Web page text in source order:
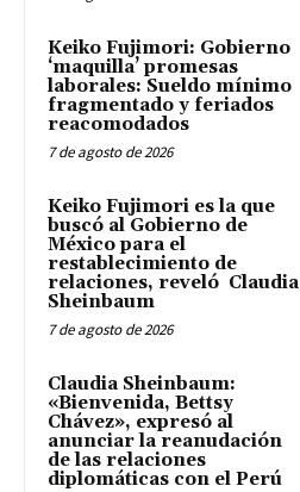
Keiko Fujimori: Gobierno
‘maquilla’ promesas
laborales: Sueldo mínimo
fragmentado y feriados
reacomodados
7 de agosto de 2026
Keiko Fujimori es la que
buscó al Gobierno de
México para el
restablecimiento de
relaciones, reveló Claudia
Sheinbaum
7 de agosto de 2026
Claudia Sheinbaum:
«Bienvenida, Bettsy
Chávez», expresó al
anunciar la reanudación
de las relaciones
diplomáticas con el Perú